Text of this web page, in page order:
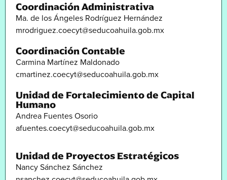
Coordinación Administrativa
Ma. de los Ángeles Rodríguez Hernández
mrodriguez.coecyt@seducoahuila.gob.mx
Coordinación Contable
Carmina Martínez Maldonado
cmartinez.coecyt@seducoahuila.gob.mx
Unidad de Fortalecimiento de Capital
Humano
Andrea Fuentes Osorio
afuentes.coecyt@seducoahuila.gob.mx
Unidad de Proyectos Estratégicos
Nancy Sánchez Sánchez